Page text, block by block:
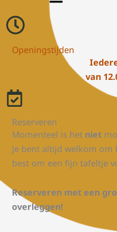
Openingstijden
van
Reserveren
Momenteel is het niet
Je bent altijd welkom
best om een fijn tafeltje
Reserveren met een
overleggen!